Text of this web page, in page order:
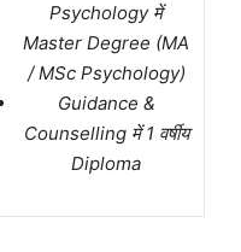
Psychology में
Master Degree (MA
/ MSc Psychology)
Guidance &
Counselling में 1 वर्षीय
Diploma